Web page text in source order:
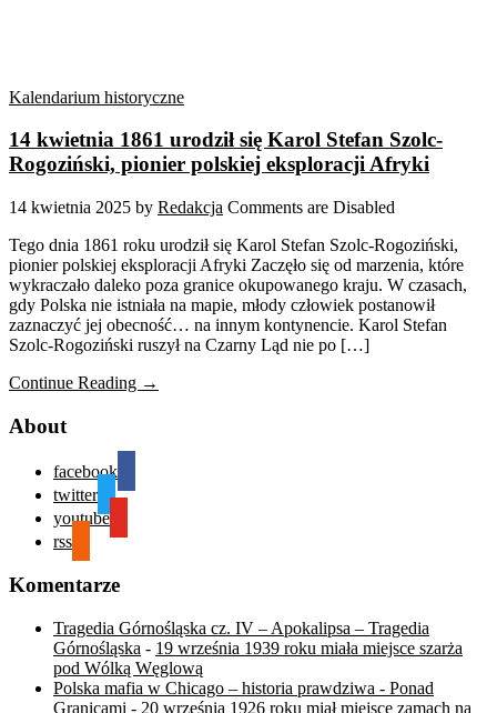
Kalendarium historyczne
14 kwietnia 1861 urodził się Karol Stefan Szolc-
Rogoziński, pionier polskiej eksploracji Afryki
14 kwietnia 2025 by Redakcja Comments are Disabled
Tego dnia 1861 roku urodził się Karol Stefan Szolc-Rogoziński,
pionier polskiej eksploracji Afryki Zaczęło się od marzenia, które
wykraczało daleko poza granice okupowanego kraju. W czasach,
gdy Polska nie istniała na mapie, młody człowiek postanowił
zaznaczyć jej obecność… na innym kontynencie. Karol Stefan
Szolc-Rogoziński ruszył na Czarny Ląd nie po […]
Continue Reading →
About
facebook
twitter
youtube
rss
Komentarze
Tragedia Górnośląska cz. IV – Apokalipsa – Tragedia
Górnośląska - 19 września 1939 roku miała miejsce szarża
pod Wólką Węglową
Polska mafia w Chicago – historia prawdziwa - Ponad
Granicami - 20 września 1926 roku miał miejsce zamach na